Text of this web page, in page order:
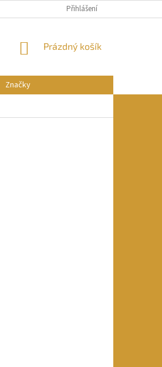
KDE NÁS NAJDETE
Přihlášení
NÁKUPNÍ
Prázdný košík
Značky